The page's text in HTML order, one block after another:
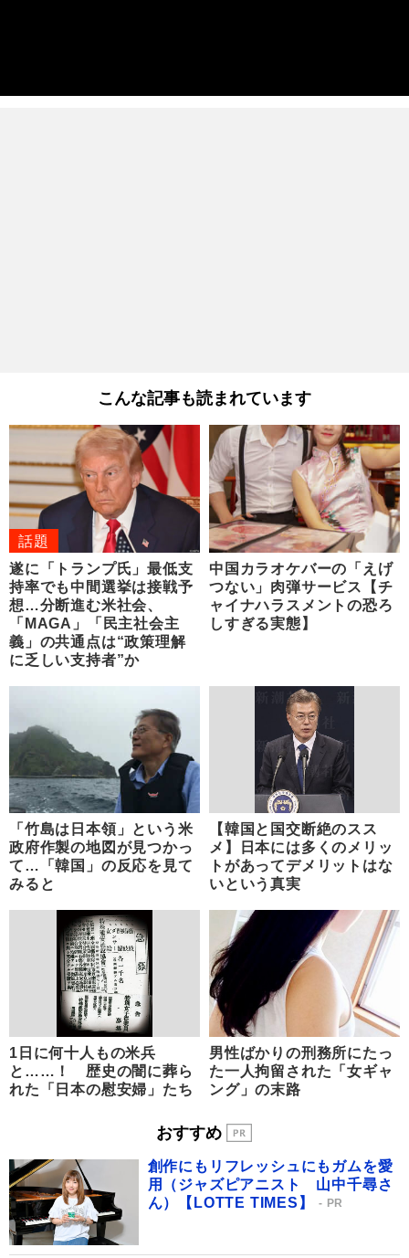
こんな記事も読まれています
話題
遂に「トランプ氏」最低支
持率でも中間選挙は接戦予
想…分断進む米社会、
「MAGA」「民主社会主
義」の共通点は“政策理解
に乏しい支持者”か
中国カラオケバーの「えげ
つない」肉弾サービス【チ
ャイナハラスメントの恐ろ
しすぎる実態】
「竹島は日本領」という米
政府作製の地図が見つかっ
て…「韓国」の反応を見て
みると
【韓国と国交断絶のスス
メ】日本には多くのメリッ
トがあってデメリットはな
いという真実
1日に何十人もの米兵
と……！ 歴史の闇に葬ら
れた「日本の慰安婦」たち
男性ばかりの刑務所にたっ
た一人拘留された「女ギャ
ング」の末路
おすすめ
創作にもリフレッシュにもガムを愛
用（ジャズピアニスト 山中千尋さ
ん）【LOTTE TIMES】
PR